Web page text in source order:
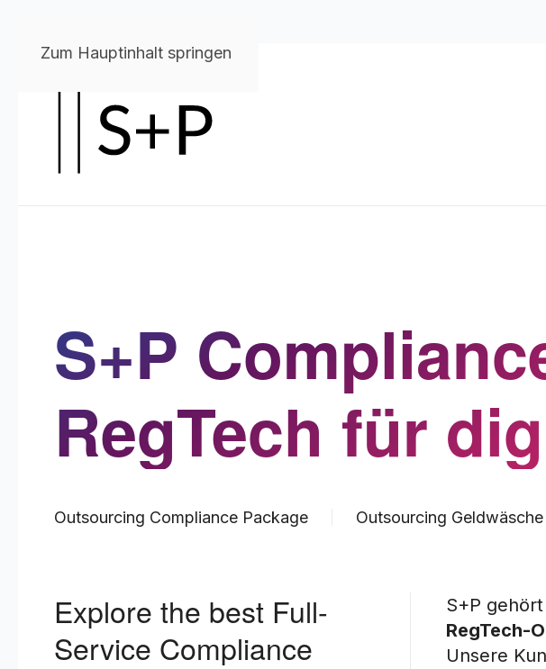
Zum Hauptinhalt springen
S+P
RegTech für
Outsourcing Compliance Package Outsourcing Geldwäsche
Explore the best Full-
Service Compliance
S+P
RegTech-
Unsere